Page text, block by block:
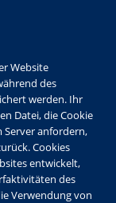
Website
des
werden. Ihr
Datei, die Cookie
Server anfordern,
Cookies
entwickelt,
des
Verwendung von